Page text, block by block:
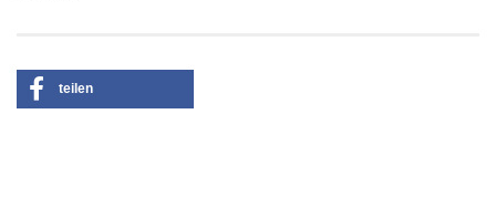
teilen